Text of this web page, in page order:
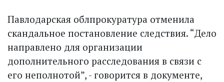
Павлодарская облпрокуратура отменила
скандальное постановление следствия. “Дело
направлено для организации
дополнительного расследования в связи с
его неполнотой”, - говорится в документе,